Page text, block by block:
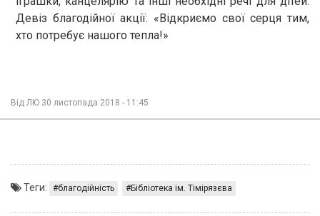
Девіз благодійної акції: «Відкриємо свої серця тим,
хто потребує нашого тепла!»
Від ЛЮ 30 листопада 2018 - 11:45
Теги: благодійність Бібліотека ім. Тімірязєва